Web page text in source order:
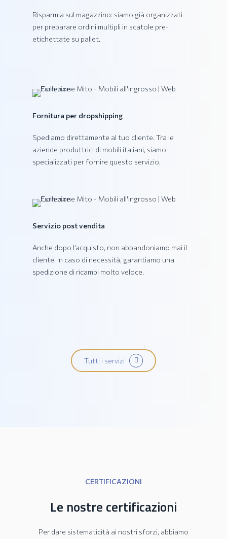
Risparmia sul magazzino: siamo già organizzati
per preparare ordini multipli in scatole pre-
etichettate su pallet.
Fornitura per dropshipping
Spediamo direttamente al tuo cliente. Tra le
aziende produttrici di mobili italiani, siamo
specializzati per fornire questo servizio.
Servizio post vendita
Anche dopo l’acquisto, non abbandoniamo mai il
cliente. In caso di necessità, garantiamo una
spedizione di ricambi molto veloce.
Tutti i servizi
CERTIFICAZIONI
Le nostre certificazioni
Per dare sistematicità ai nostri sforzi, abbiamo